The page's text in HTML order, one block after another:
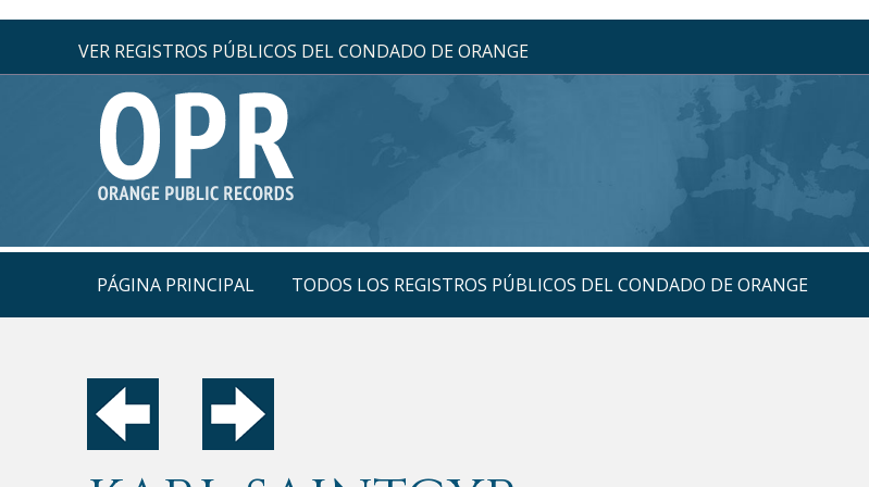
VER REGISTROS PÚBLICOS DEL CONDADO DE ORANGE
PÁGINA PRINCIPAL TODOS LOS REGISTROS PÚBLICOS DEL CONDADO DE ORANGE